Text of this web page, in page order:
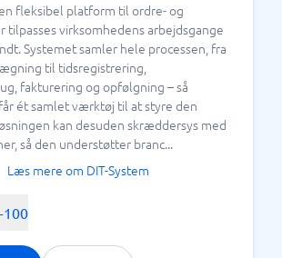
fleksibel platform til ordre- og
tilpasses virksomhedens arbejdsgange
Systemet samler hele processen, fra
til tidsregistrering,
fakturering og opfølgning – så
ét samlet værktøj til at styre den
kan desuden skræddersys med
så den understøtter branc...
Læs mere om DIT-System
100